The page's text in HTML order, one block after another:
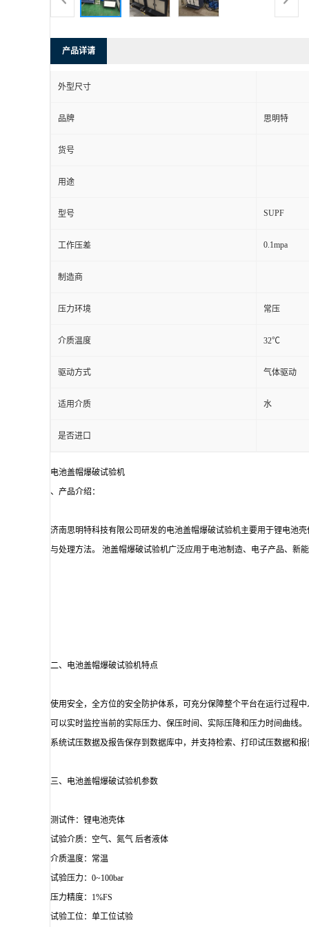
产品详请
外型尺寸
品牌 思明特
货号
用途
型号 SUPF
工作压差 0.1mpa
制造商
压力环境 常压
介质温度 32℃
驱动方式 气体驱动
适用介质 水
是否进口
电池盖帽爆破试验机
、产品介绍：
济南思明特科技有限公司研发的电池盖帽爆破试验机主要用于锂电池
与处理方法。 池盖帽爆破试验机广泛应用于电池制造、电子产品、新
二、电池盖帽爆破试验机特点
使用安全，全方位的安全防护体系，可充分保障整个平台在运行过程
可以实时监控当前的实际压力、保压时间、实际压降和压力时间曲线。
系统试压数据及报告保存到数据库中，并支持检索、打印试压数据和
三、电池盖帽爆破试验机参数
测试件：锂电池壳体
试验介质：空气、氮气 后者液体
介质温度：常温
试验压力：0~100bar
压力精度：1%FS
试验工位：单工位试验